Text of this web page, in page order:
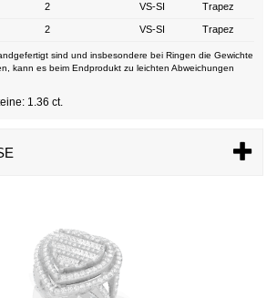
2 VS-SI Trapez
2 VS-SI Trapez
sind und insbesondere bei Ringen die Gewichte
kann es beim Endprodukt zu leichten Abweichungen
1.36 ct.